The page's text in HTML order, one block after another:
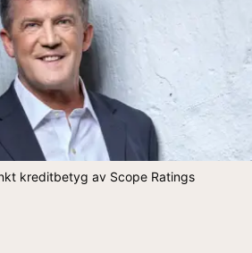
kreditbetyg av Scope Ratings